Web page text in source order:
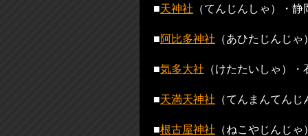
■天神社 （てんじんしゃ）・静
■阿比多神社 （あひたじんじ
■気多大社 （けたたいしゃ）・
■天満天神社 （てんまんてん
■根古屋神社 （ねこやじんじ